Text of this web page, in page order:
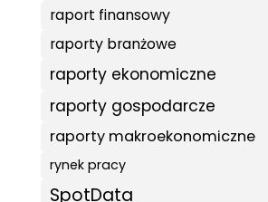
raport finansowy
raporty branżowe
raporty ekonomiczne
raporty gospodarcze
raporty makroekonomiczne
rynek pracy
SpotData